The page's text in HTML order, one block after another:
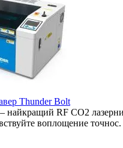
Thunder Bolt
найкращий RF CO2
воплощение точнос.